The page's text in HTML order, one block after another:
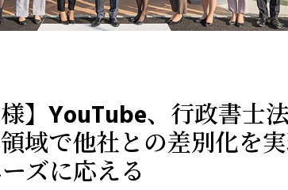
】YouTube、行政書士
域で他社との差別化を
ズに応える